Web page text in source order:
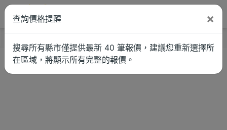
查詢價格提醒 ×
搜尋所有縣市僅提供最新 40 筆報價，建議您重新選擇所
在區域，將顯示所有完整的報價。